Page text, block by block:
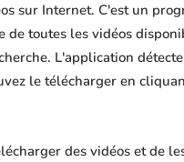
sur Internet. C'est un
de toutes les vidéos
L'application détecte
le télécharger en
des vidéos et de